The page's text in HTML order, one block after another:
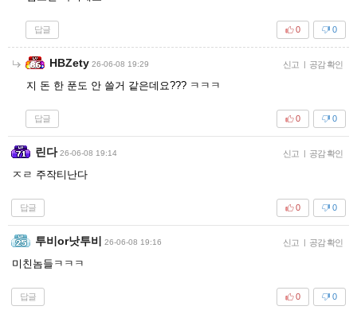
답글 0
0
HBZety 26-06-08 19:29 신고 | 공감 확인
지 돈 한 푼도 안 쓸거 같은데요??? ㅋㅋㅋ
답글 0
0
린다 26-06-08 19:14 신고 | 공감 확인
ㅈㄹ 주작티난다
답글 0
0
투비or낫투비 26-06-08 19:16 신고 | 공감 확인
미친놈들ㅋㅋㅋ
답글 0
0